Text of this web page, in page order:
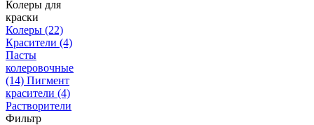
Колеры для
краски
Колеры (22)
Красители (4)
Пасты
колеровочные
(14) Пигмент
красители (4)
Растворители
Фильтр